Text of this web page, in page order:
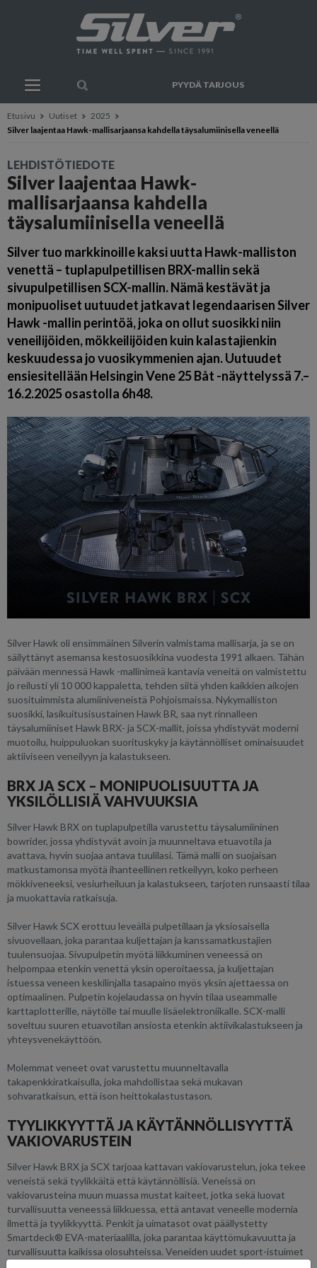
PYYDÄ TARJOUS
Etusivu Uutiset
2025
Silver laajentaa Hawk-mallisarjaansa kahdella täysalumiinisella veneellä
LEHDISTÖTIEDOTE
Silver laajentaa Hawk-
mallisarjaansa kahdella
täysalumiinisella veneellä
Silver tuo markkinoille kaksi uutta Hawk-malliston
venettä – tuplapulpetillisen BRX-mallin sekä
sivupulpetillisen SCX-mallin. Nämä kestävät ja
monipuoliset uutuudet jatkavat legendaarisen Silver
Hawk -mallin perintöä, joka on ollut suosikki niin
veneilijöiden, mökkeilijöiden kuin kalastajienkin
keskuudessa jo vuosikymmenien ajan. Uutuudet
ensiesitellään Helsingin Vene 25 Båt -näyttelyssä 7.–
16.2.2025 osastolla 6h48.
Silver Hawk oli ensimmäinen Silverin valmistama mallisarja, ja se on
säilyttänyt asemansa kestosuosikkina vuodesta 1991 alkaen. Tähän
päivään mennessä Hawk -mallinimeä kantavia veneitä on valmistettu
jo reilusti yli 10 000 kappaletta, tehden siitä yhden kaikkien aikojen
suosituimmista alumiiniveneistä Pohjoismaissa. Nykymalliston
suosikki, lasikuitusisustainen Hawk BR, saa nyt rinnalleen
täysalumiiniset Hawk BRX- ja SCX-mallit, joissa yhdistyvät moderni
muotoilu, huippuluokan suorituskyky ja käytännölliset ominaisuudet
aktiiviseen veneilyyn ja kalastukseen.
BRX JA SCX – MONIPUOLISUUTTA JA
YKSILÖLLISIÄ VAHVUUKSIA
Silver Hawk BRX on tuplapulpetilla varustettu täysalumiininen
bowrider, jossa yhdistyvät avoin ja muunneltava etuavotila ja
avattava, hyvin suojaa antava tuulilasi. Tämä malli on suojaisan
matkustamonsa myötä ihanteellinen retkeilyyn, koko perheen
mökkiveneeksi, vesiurheiluun ja kalastukseen, tarjoten runsaasti tilaa
ja muokattavia ratkaisuja.
Silver Hawk SCX erottuu leveällä pulpetillaan ja yksiosaisella
sivuovellaan, joka parantaa kuljettajan ja kanssamatkustajien
tuulensuojaa. Sivupulpetin myötä liikkuminen veneessä on
helpompaa etenkin venettä yksin operoitaessa, ja kuljettajan
istuessa veneen keskilinjalla tasapaino myös yksin ajettaessa on
optimaalinen. Pulpetin kojelaudassa on hyvin tilaa useammalle
karttaplotterille, näytölle tai muulle lisäelektroniikalle. SCX-malli
soveltuu suuren etuavotilan ansiosta etenkin aktiivikalastukseen ja
yhteysvenekäyttöön.
Molemmat veneet ovat varustettu muunneltavalla
takapenkkiratkaisulla, joka mahdollistaa sekä mukavan
sohvaratkaisun, että ison heittokalastustason.
TYYLIKKYYTTÄ JA KÄYTÄNNÖLLISYYTTÄ
VAKIOVARUSTEIN
Silver Hawk BRX ja SCX tarjoaa kattavan vakiovarustelun, joka tekee
veneistä sekä tyylikkäitä että käytännöllisiä. Veneissä on
vakiovarusteina muun muassa mustat kaiteet, jotka sekä luovat
turvallisuutta veneessä liikkuessa, että antavat veneelle modernia
ilmettä ja tyylikkyyttä. Penkit ja uimatasot ovat päällystetty
Smartdeck® EVA-materiaalilla, joka parantaa käyttömukavuutta ja
turvallisuutta kaikissa olosuhteissa. Veneiden uudet sport-istuimet